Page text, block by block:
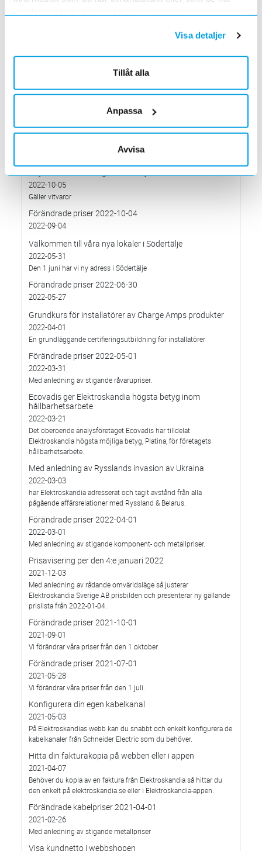
samlat in när du har använt deras tjänster.
Visa detaljer
Tillåt alla
Anpassa
Avvisa
2023-01-29
Söndagen den 29 januari mellan 16.00 och c:a 18.30
Elektroskandia – ny Officiell Partner i världens största
Förändringar på Kassasidan
Elektroskandia Täby flyttar den 31 oktober
Höjd distributionsavgift från 3:e januari 2023
2022-10-05
Gäller vitvaror
Förändrade priser 2022-10-04
2022-09-04
Välkommen till våra nya lokaler i Södertälje
2022-05-31
Den 1 juni har vi ny adress i Södertälje
Förändrade priser 2022-06-30
2022-05-27
Grundkurs för installatörer av Charge Amps produkter
2022-04-01
En grundläggande certifieringsutbildning för installatörer
Förändrade priser 2022-05-01
2022-03-31
Med anledning av stigande råvarupriser.
Ecovadis ger Elektroskandia högsta betyg inom
hållbarhetsarbete
2022-03-21
Det oberoende analysföretaget Ecovadis har tilldelat
Elektroskandia högsta möjliga betyg, Platina, för företagets
hållbarhetsarbete.
Med anledning av Rysslands invasion av Ukraina
2022-03-03
har Elektroskandia adresserat och tagit avstånd från alla
pågående affärsrelationer med Ryssland & Belarus.
Förändrade priser 2022-04-01
2022-03-01
Med anledning av stigande komponent- och metallpriser.
Prisavisering per den 4:e januari 2022
2021-12-03
Med anledning av rådande omvärldsläge så justerar
Elektroskandia Sverige AB prisbilden och presenterar ny gällande
prislista från 2022-01-04.
Förändrade priser 2021-10-01
2021-09-01
Vi förändrar våra priser från den 1 oktober.
Förändrade priser 2021-07-01
2021-05-28
Vi förändrar våra priser från den 1 juli.
Konfigurera din egen kabelkanal
2021-05-03
På Elektroskandias webb kan du snabbt och enkelt konfigurera de
kabelkanaler från Schneider Electric som du behöver.
Hitta din fakturakopia på webben eller i appen
2021-04-07
Behöver du kopia av en faktura från Elektroskandia så hittar du
den enkelt på elektroskandia.se eller i Elektro­skandia-appen.
Förändrade kabelpriser 2021-04-01
2021-02-26
Med anledning av stigande metallpriser
Visa kundnetto i webbshopen